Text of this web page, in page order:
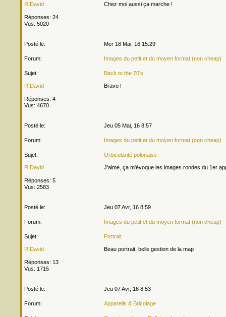
R.David
Réponses: 24
Vus: 5020
Chez moi aussi ça marche !
Posté le: Mer 18 Mai, 16 15:29
Forum: Images du petit et du moyen format (non cheap)
Sujet: Back to the 70's
R.David
Réponses: 4
Vus: 4670
Bravo !
Posté le: Jeu 05 Mai, 16 8:57
Forum: Images du petit et du moyen format (non cheap)
Sujet: Orbicularité polonaise
R.David
Réponses: 5
Vus: 2583
J'aime, ça m'évoque les images rondes du 1er
Posté le: Jeu 07 Avr, 16 8:59
Forum: Images du petit et du moyen format (non cheap)
Sujet: Portrait
R.David
Réponses: 13
Vus: 1715
Beau portrait, belle gestion de la map !
Posté le: Jeu 07 Avr, 16 8:53
Forum: Appareils & Bricolage